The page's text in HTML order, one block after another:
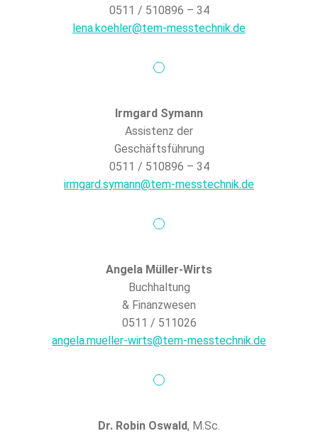
0511 / 510896 – 34
lena.koehler@tem-messtechnik.de
Irmgard Symann
Assistenz der
Geschäftsführung
0511 / 510896 – 34
irmgard.symann@tem-messtechnik.de
Angela Müller-Wirts
Buchhaltung
& Finanzwesen
0511 / 511026
angela.mueller-wirts@tem-messtechnik.de
Dr. Robin Oswald, M.Sc.